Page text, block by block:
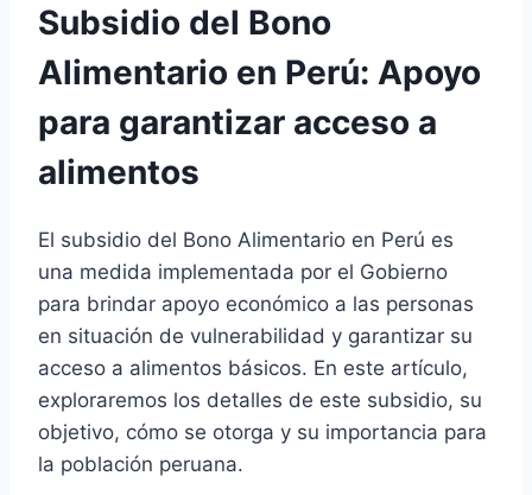
Subsidio del Bono
Alimentario en Perú: Apoyo
para garantizar acceso a
alimentos
El subsidio del Bono Alimentario en Perú es
una medida implementada por el Gobierno
para brindar apoyo económico a las personas
en situación de vulnerabilidad y garantizar su
acceso a alimentos básicos. En este artículo,
exploraremos los detalles de este subsidio, su
objetivo, cómo se otorga y su importancia para
la población peruana.